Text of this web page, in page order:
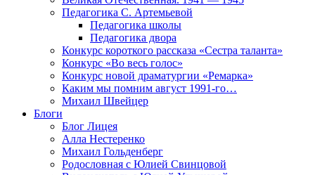
Педагогика С. Артемьевой
Педагогика школы
Педагогика двора
Конкурс короткого рассказа «Сестра таланта»
Конкурс «Во весь голос»
Конкурс новой драматургии «Ремарка»
Каким мы помним август 1991-го…
Михаил Швейцер
Блоги
Блог Лицея
Алла Нестеренко
Михаил Гольденберг
Родословная с Юлией Свинцовой